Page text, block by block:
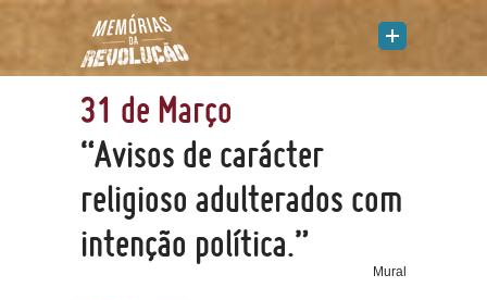
31 de Março
“Avisos de carácter
religioso adulterados com
intenção política.”
Mural